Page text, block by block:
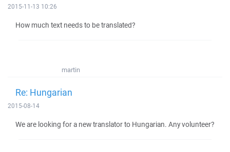
2015-11-13 10:26
How much text needs to be translated?
martin
Re: Hungarian
2015-08-14
We are looking for a new translator to Hungarian. Any volunteer?